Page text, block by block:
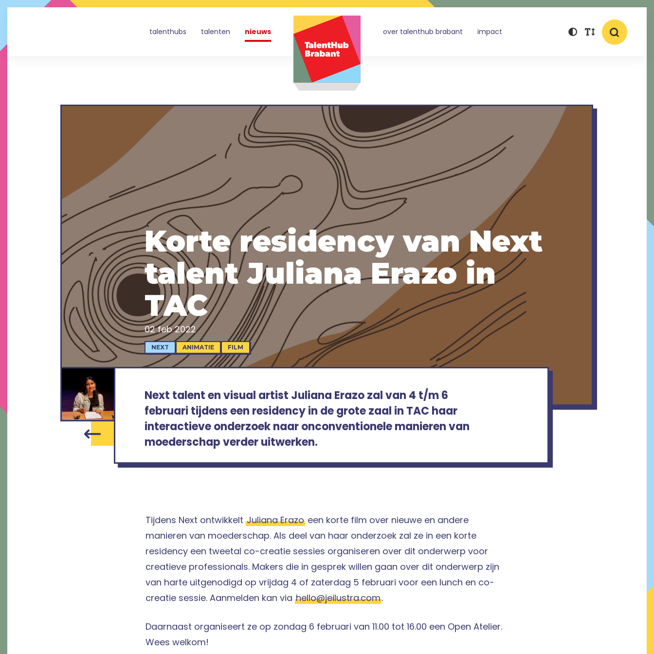
talenthubs talenten nieuws over talenthub brabant impact
Korte residency van Next
talent Juliana Erazo in
TAC
02 feb 2022
NEXT ANIMATIE FILM
Next talent en visual artist Juliana Erazo zal van 4 t/m 6
februari tijdens een residency in de grote zaal in TAC haar
interactieve onderzoek naar onconventionele manieren van
moederschap verder uitwerken.
Tijdens Next ontwikkelt Juliana Erazo een korte film over nieuwe en andere
manieren van moederschap. Als deel van haar onderzoek zal ze in een korte
residency een tweetal co-creatie sessies organiseren over dit onderwerp voor
creatieve professionals. Makers die in gesprek willen gaan over dit onderwerp zijn
van harte uitgenodigd op vrijdag 4 of zaterdag 5 februari voor een lunch en co-
creatie sessie. Aanmelden kan via hello@jeilustra.com.
Daarnaast organiseert ze op zondag 6 februari van 11.00 tot 16.00 een Open Atelier.
Wees welkom!